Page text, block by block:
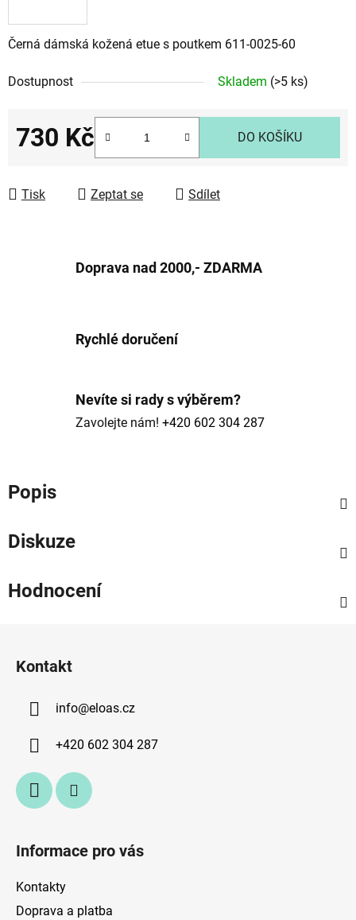
Černá dámská kožená etue s poutkem 611-0025-60
Dostupnost Skladem (>5 ks)
730 Kč DO KOŠÍKU
Tisk Zeptat se Sdílet
Doprava nad 2000,- ZDARMA
Rychlé doručení
Nevíte si rady s výběrem?
Zavolejte nám! +420 602 304 287
Popis
Diskuze
Hodnocení
Kontakt
info@eloas.cz
+420 602 304 287
Informace pro vás
Kontakty
Doprava a platba